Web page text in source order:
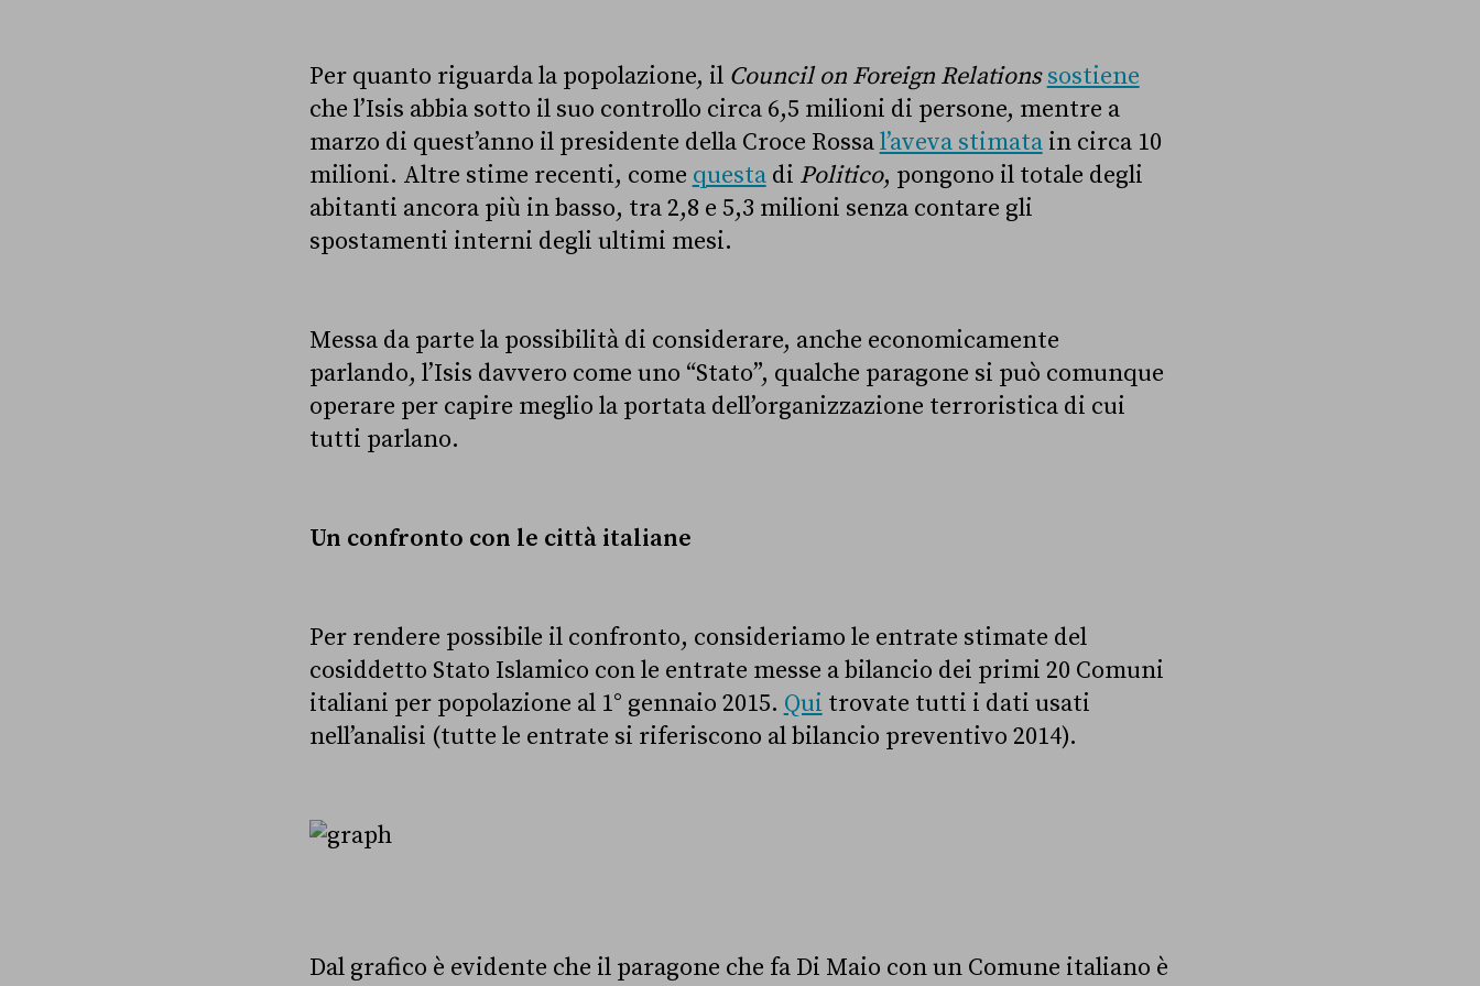
Per quanto riguarda la popolazione, il Council on Foreign Relations sostiene
che l’Isis abbia sotto il suo controllo circa 6,5 milioni di persone, mentre a
marzo di quest’anno il presidente della Croce Rossal’aveva stimatain circa 10
milioni. Altre stime recenti, come questadi Politico, pongono il totale degli
abitanti ancora più in basso, tra 2,8 e 5,3 milioni senza contare gli
spostamenti interni degli ultimi mesi.
Messa da parte la possibilità di considerare, anche economicamente
parlando, l’Isis davvero come uno “Stato”, qualche paragone si può comunque
operare per capire meglio la portata dell’organizzazione terroristica di cui
tutti parlano.
Un confronto con le città italiane
Per rendere possibile il confronto, consideriamo le entrate stimate del
cosiddetto Stato Islamico con le entrate messe a bilancio dei primi 20 Comuni
italiani per popolazione al 1° gennaio 2015. Qui trovate tutti i dati usati
nell’analisi (tutte le entrate si riferiscono al bilancio preventivo 2014).
Dal grafico è evidente che il paragone che fa Di Maio con un Comune italiano è